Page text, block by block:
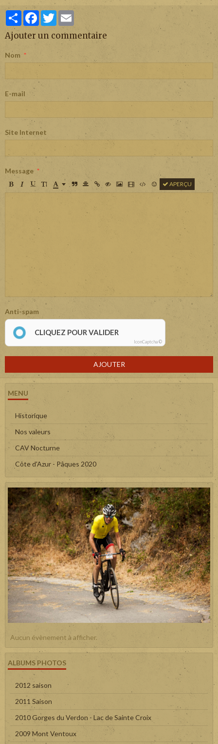
PartagerFacebook
Twitter Email
Ajouter un commentaire
Nom
E-mail
Site Internet
Message
APERÇU
Anti-spam
CLIQUEZ POUR VALIDER
IconCaptcha ©
AJOUTER
MENU
Historique
Nos valeurs
CAV Nocturne
Côte d'Azur - Pâques 2020
Aucun évènement à afficher.
ALBUMS PHOTOS
2012 saison
2011 Saison
2010 Gorges du Verdon - Lac de Sainte Croix
2009 Mont Ventoux